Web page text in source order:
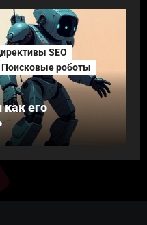
SEO
Поисковые роботы
его